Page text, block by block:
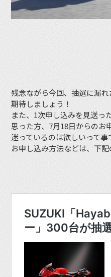
残念ながら今回、抽選に漏
期待しましょう！
また、1次申し込みを見送っ
思った方、7月18日からのお
迷っているのは欲しいって事
お申し込み方法などは、下